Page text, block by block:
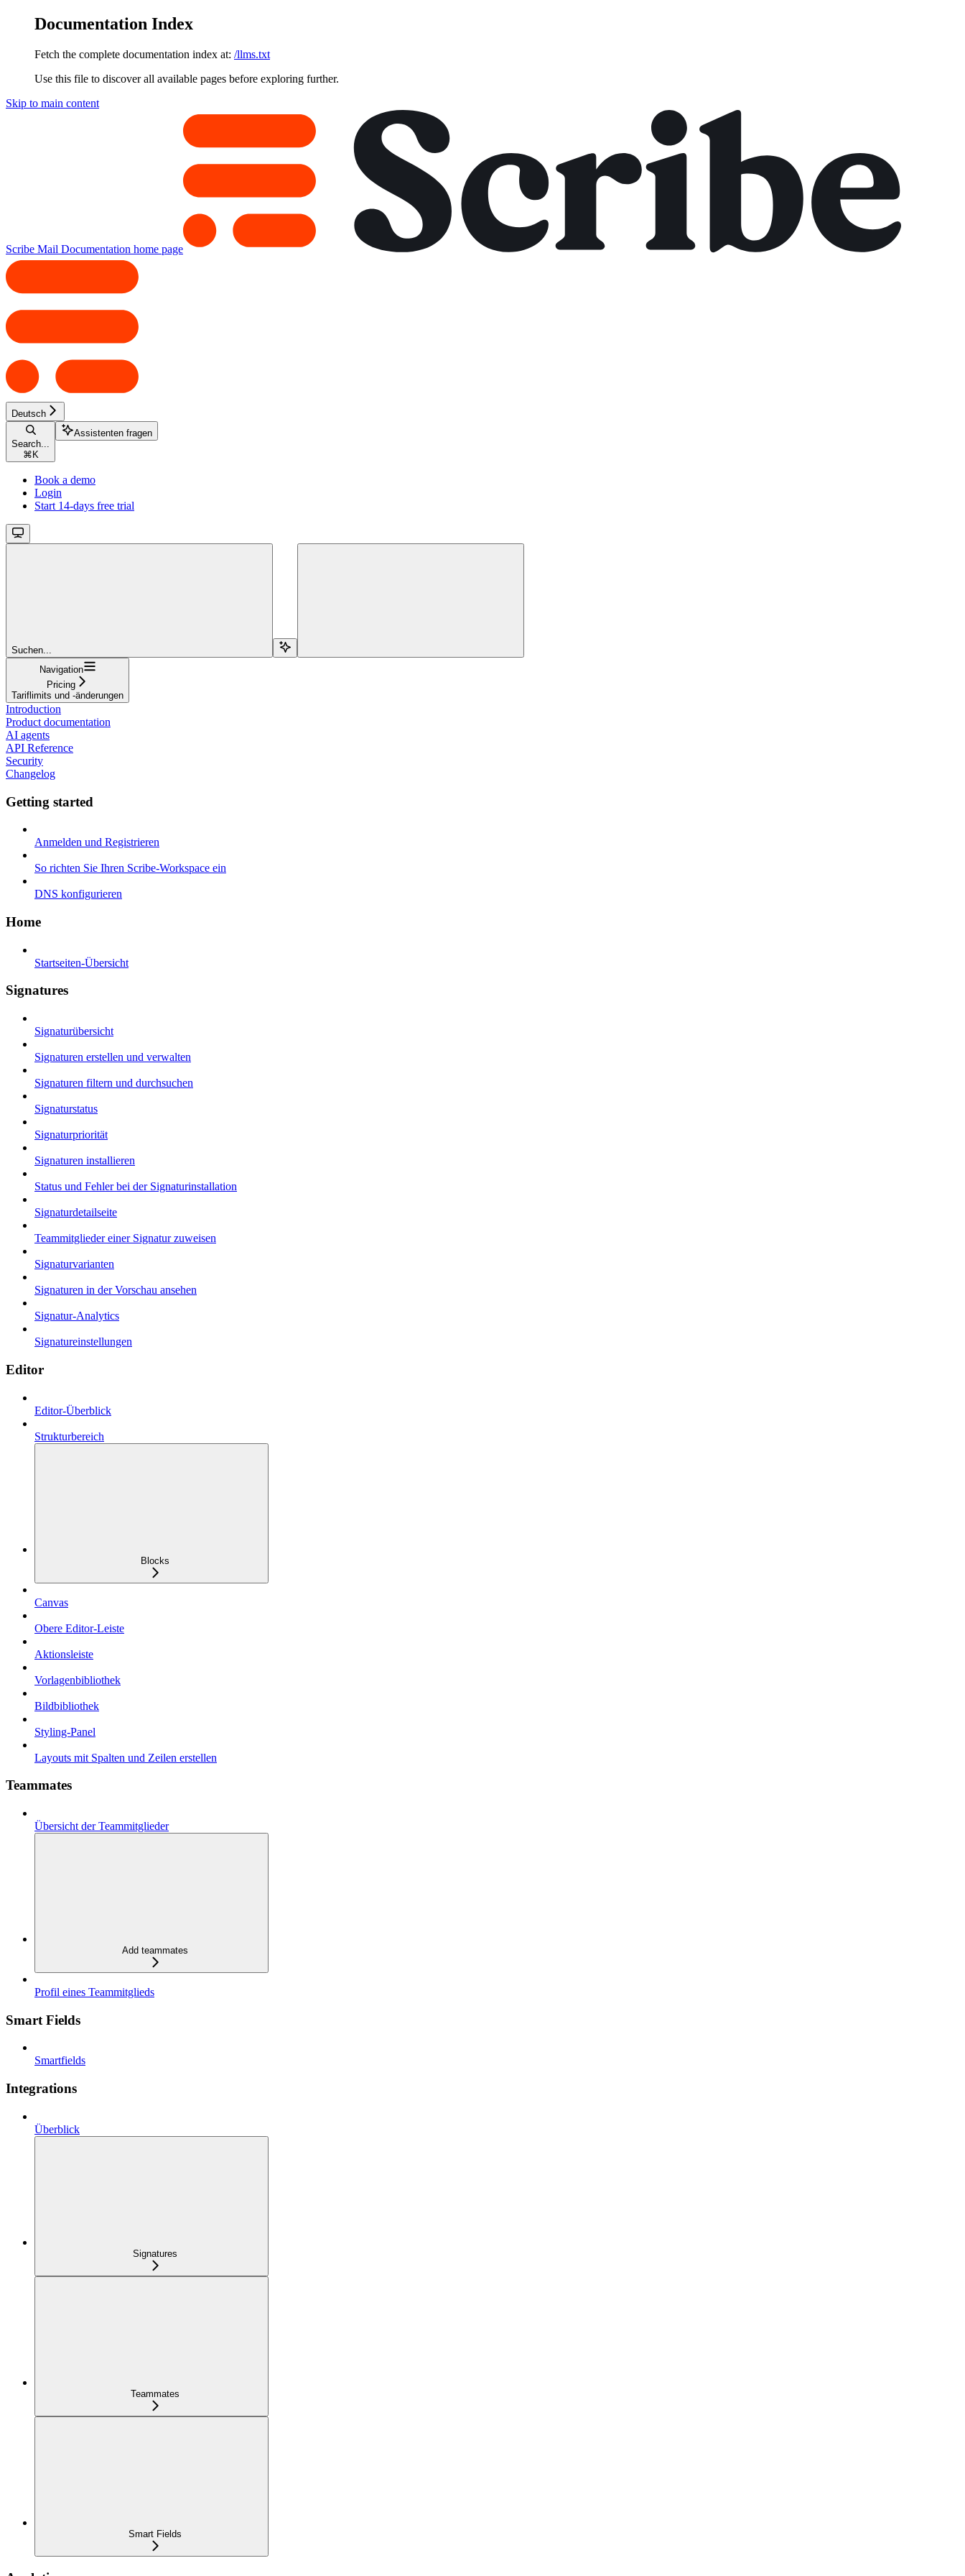
Documentation Index
Fetch the complete documentation index at: /llms.txt
Use this file to discover all available pages before exploring further.
Skip to main content
Scribe Mail Documentation home page
Deutsch
Search...
⌘ K
Assistenten fragen
Book a demo
Login
Start 14-days free trial
Suchen...
Navigation
Pricing
Tariflimits und -änderungen
Introduction
Product documentation
AI agents
API Reference
Security
Changelog
Getting started
Anmelden und Registrieren
So richten Sie Ihren Scribe-Workspace ein
DNS konfigurieren
Home
Startseiten-Übersicht
Signatures
Signaturübersicht
Signaturen erstellen und verwalten
Signaturen filtern und durchsuchen
Signaturstatus
Signaturpriorität
Signaturen installieren
Status und Fehler bei der Signaturinstallation
Signaturdetailseite
Teammitglieder einer Signatur zuweisen
Signaturvarianten
Signaturen in der Vorschau ansehen
Signatur-Analytics
Signatureinstellungen
Editor
Editor-Überblick
Strukturbereich
Blocks
Canvas
Obere Editor-Leiste
Aktionsleiste
Vorlagenbibliothek
Bildbibliothek
Styling-Panel
Layouts mit Spalten und Zeilen erstellen
Teammates
Übersicht der Teammitglieder
Add teammates
Profil eines Teammitglieds
Smart Fields
Smartfields
Integrations
Überblick
Signatures
Teammates
Smart Fields